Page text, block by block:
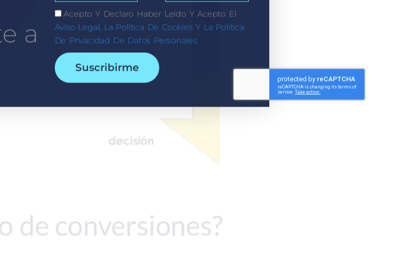
de conversiones?
a
Acepto Y Declaro Haber Leído Y Acepto El
Aviso Legal, La Política De Cookies Y La Política
De Privacidad De Datos Personales.
Suscribirme